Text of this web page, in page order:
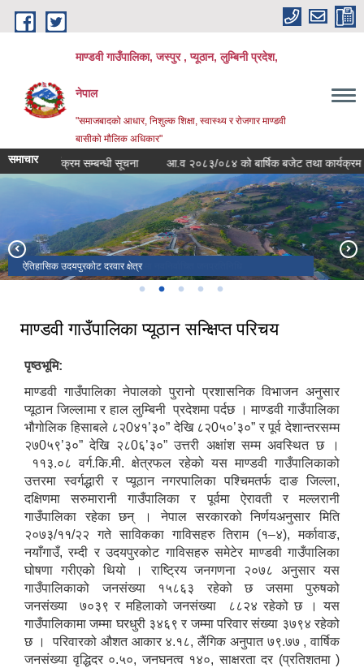
Skip to main content
माण्डवी गाउँपालिका, जस्पुर , प्यूठान, लुम्बिनी प्रदेश,
नेपाल
"समाजबादको आधार, निशुल्क शिक्षा, स्वास्थ्य र रोजगार माण्डवी
बासीको मौलिक अधिकार"
समाचार
कार्यक्रम सम्बन्धी सूचना आ.व २०८३/०८४ को बार्षिक बजेट तथा कार्यक्रम
ऐतिहासिक उदयपुरकोट दरवार क्षेत्र
स्थानीय तह सदस्य निर्वाचन २०७९ मा नवनिर्वाचित जनप्रतिनिधि
मार्सीबाङ्ग खेलकुद मैदान
ऐतिहासिक उदयपुरकोट दरवार क्षेत्र
बंगलाचुली ठुलिलेख पर्यटकीय क्षेत्र
माण्डवी गाउँपालिका प्यूठान सन्क्षिप्त परिचय
पृष्ठभूमि:
माण्डवी गाउँपालिका नेपालको पुरानो प्रशासनिक विभाजन अनुसार
प्यूठान जिल्लामा र हाल लुम्बिनी प्रदेशमा पर्दछ । माण्डवी गाउँपालिका
भौगोलिक हिसाबले ८२0४१’३०” देखि ८२0५०’३०” र पूर्व देशान्तरसम्म
२७0५९’३०” देखि २८0६’३०” उत्तरी अक्षांश सम्म अवस्थित छ ।
११३.०८ वर्ग.कि.मी. क्षेत्रफल रहेको यस माण्डवी गाउँपालिकाको
उत्तरमा स्वर्गद्धारी र प्यूठान नगरपालिका पश्चिमतर्फ दाङ जिल्ला,
दक्षिणमा सरुमारानी गाउँपालिका र पूर्वमा ऐरावती र मल्लरानी
गाउँपालिका रहेका छन् । नेपाल सरकारको निर्णयअनुसार मिति
२०७३/११/२२ गते साविकका गाविसहरु तिराम (१–४), मर्कावाङ,
नयाँगाउँ, रम्दी र उदयपुरकोट गाविसहरु समेटेर माण्डवी गाउँपालिका
घोषणा गरीएको थियो । राष्ट्रिय जनगणना २०७८ अनुसार यस
गाउँपालिकाको जनसंख्या १५८६३ रहेको छ जसमा पुरुषको
जनसंख्या ७०३९ र महिलाको जनसंख्या ८८२४ रहेको छ । यस
गाउँपालिकामा जम्मा घरधुरी ३४६९ र जम्मा परिवार संख्या ३७९४ रहेको
छ । परिवारको औशत आकार ४.१८, लैंगिक अनुपात ७९.७७ , वार्षिक
जनसंख्या वृद्धिदर ०.५०, जनघनत्व १४०, साक्षरता दर (प्रतिशतमा )